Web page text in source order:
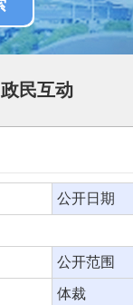
政民互动
公开日期
公开范围
体裁